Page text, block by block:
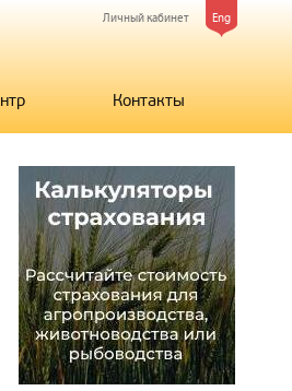
Eng
Личный кабинет
Контакты